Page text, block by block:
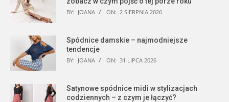
BY: JOANA ON: 2 SIERPNIA 2026
Spódnice damskie – najmodniejsze
tendencje
BY: JOANA ON: 31 LIPCA 2026
Satynowe spódnice midi w stylizacjach
codziennych – z czym je łączyć?